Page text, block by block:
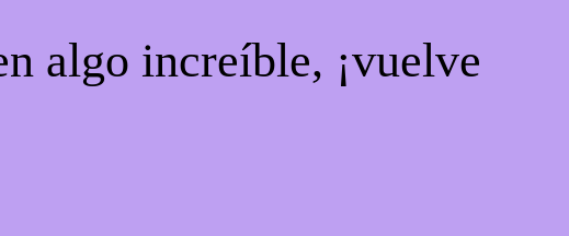
algo increíble, ¡vuelve